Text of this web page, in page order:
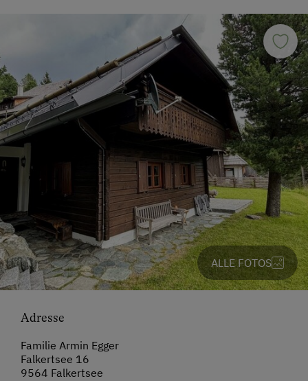
ALLE FOTOS
Adresse
Familie Armin Egger
Falkertsee 16
9564 Falkertsee